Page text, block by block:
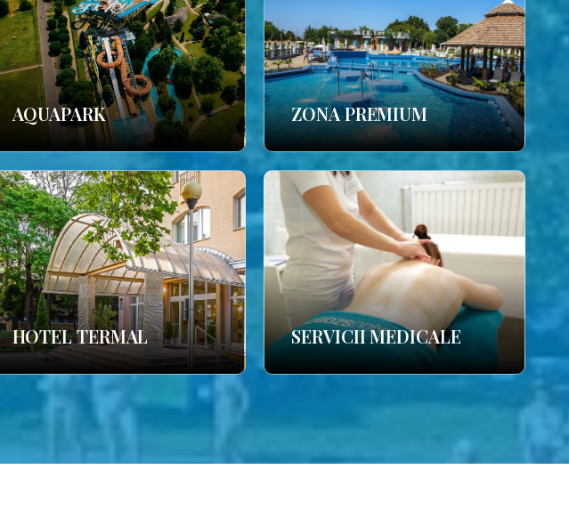
AQUAPARK ZONA PREMIUM
HOTEL TERMAL SERVICII MEDICALE